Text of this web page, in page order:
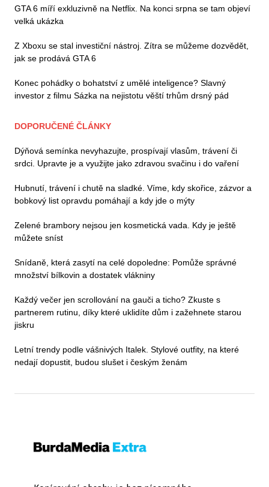
GTA 6 míří exkluzivně na Netflix. Na konci srpna se tam objeví
velká ukázka
Z Xboxu se stal investiční nástroj. Zítra se můžeme dozvědět,
jak se prodává GTA 6
Konec pohádky o bohatství z umělé inteligence? Slavný
investor z filmu Sázka na nejistotu věští trhům drsný pád
DOPORUČENÉ ČLÁNKY
Dýňová semínka nevyhazujte, prospívají vlasům, trávení či
srdci. Upravte je a využijte jako zdravou svačinu i do vaření
Hubnutí, trávení i chutě na sladké. Víme, kdy skořice, zázvor a
bobkový list opravdu pomáhají a kdy jde o mýty
Zelené brambory nejsou jen kosmetická vada. Kdy je ještě
můžete sníst
Snídaně, která zasytí na celé dopoledne: Pomůže správné
množství bílkovin a dostatek vlákniny
Každý večer jen scrollování na gauči a ticho? Zkuste s
partnerem rutinu, díky které uklidíte dům i zažehnete starou
jiskru
Letní trendy podle vášnivých Italek. Stylové outfity, na které
nedají dopustit, budou slušet i českým ženám